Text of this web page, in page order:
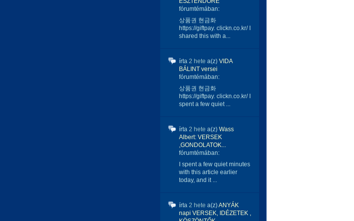
fórumtémában:
상품권 현금화
https://giftpay. clickn.co.kr/ I
shared this with a...
írta 2 hete a(z) VIDA
BÁLINT versei
fórumtémában:
상품권 현금화
https://giftpay. clickn.co.kr/ I
spent a few quiet ...
írta 2 hete a(z) Wass
Albert: VERSEK
,GONDOLATOK...
fórumtémában:
I spent a few quiet minutes
with this article earlier
today, and it ...
írta 2 hete a(z)ANYÁK
napi VERSEK, IDÉZETEK ,